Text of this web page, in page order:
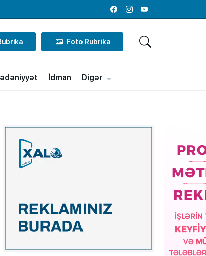
FacebookInstagramYoutube
Foto Rubrika
İdman Digər